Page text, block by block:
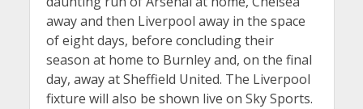
away and then Liverpool away in the space
of eight days, before concluding their
season at home to Burnley and, on the final
day, away at Sheffield United. The Liverpool
fixture will also be shown live on Sky Sports.